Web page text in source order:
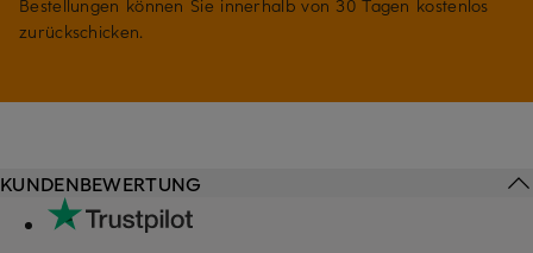
Bestellungen können Sie innerhalb von 30 Tagen kostenlos
zurückschicken.
KUNDENBEWERTUNG